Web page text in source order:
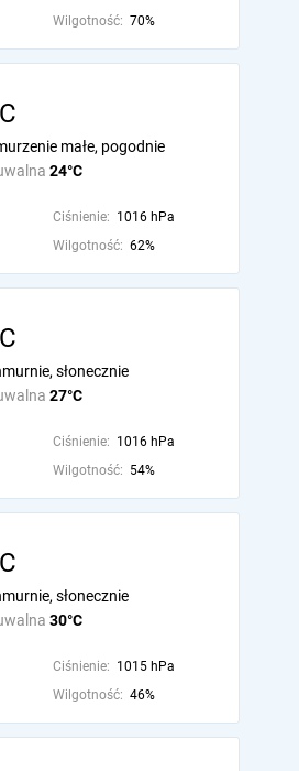
Wilgotność: 70%
24°C
małe, pogodnie
Ciśnienie: 1016 hPa
Wilgotność: 62%
27°C
słonecznie
Ciśnienie: 1016 hPa
Wilgotność: 54%
30°C
słonecznie
Ciśnienie: 1015 hPa
Wilgotność: 46%